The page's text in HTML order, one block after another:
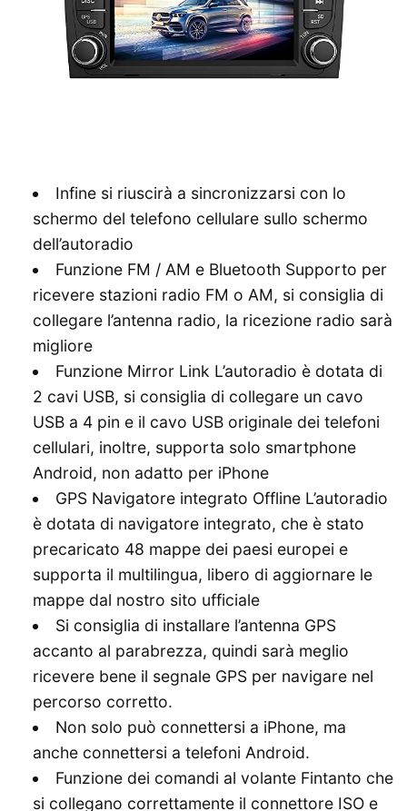
Infine si riuscirà a sincronizzarsi con lo
schermo del telefono cellulare sullo schermo
dell’autoradio
Funzione FM / AM e Bluetooth Supporto per
ricevere stazioni radio FM o AM, si consiglia di
collegare l’antenna radio, la ricezione radio sarà
migliore
Funzione Mirror Link L’autoradio è dotata di
2 cavi USB, si consiglia di collegare un cavo
USB a 4 pin e il cavo USB originale dei telefoni
cellulari, inoltre, supporta solo smartphone
Android, non adatto per iPhone
GPS Navigatore integrato Offline L’autoradio
è dotata di navigatore integrato, che è stato
precaricato 48 mappe dei paesi europei e
supporta il multilingua, libero di aggiornare le
mappe dal nostro sito ufficiale
Si consiglia di installare l’antenna GPS
accanto al parabrezza, quindi sarà meglio
ricevere bene il segnale GPS per navigare nel
percorso corretto.
Non solo può connettersi a iPhone, ma
anche connettersi a telefoni Android.
Funzione dei comandi al volante Fintanto che
si collegano correttamente il connettore ISO e